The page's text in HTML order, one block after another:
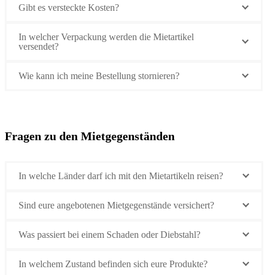
Gibt es versteckte Kosten?
In welcher Verpackung werden die Mietartikel
versendet?
Wie kann ich meine Bestellung stornieren?
Fragen zu den Mietgegenständen
In welche Länder darf ich mit den Mietartikeln reisen?
Sind eure angebotenen Mietgegenstände versichert?
Was passiert bei einem Schaden oder Diebstahl?
In welchem Zustand befinden sich eure Produkte?